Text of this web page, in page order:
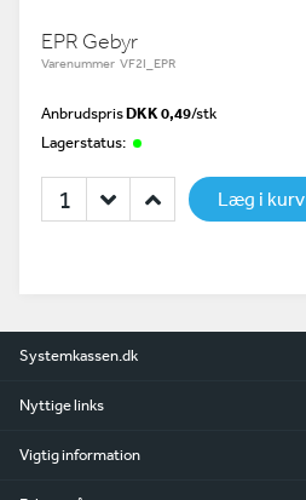
EPR Gebyr
Varenummer VF2I_EPR
AnbrudsprisDKK 0,49/stk
Lagerstatus:
Læg i kurv
Systemkassen.dk
Nyttige links
Vigtig information